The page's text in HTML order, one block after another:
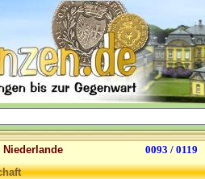
Niederlande
0093 / 0119